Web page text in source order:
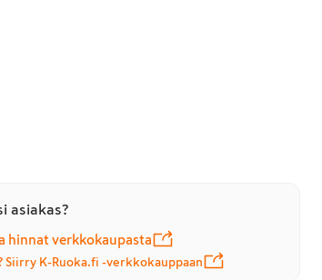
asiakas?
hinnat verkkokaupasta
Siirry K-Ruoka.fi -verkkokauppaan